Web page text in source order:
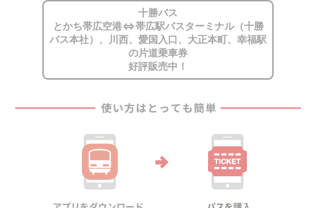
十勝バス
とかち帯広空港⇔帯広駅バスターミナル（十勝
バス本社）、川西、愛国入口、大正本町、幸福駅
の片道乗車券
好評販売中！